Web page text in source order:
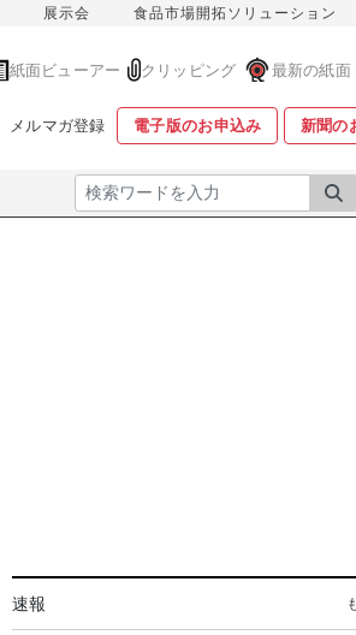
展示会 食品市場開拓ソリューション
紙面ビューアー クリッピング 最新の紙面
メルマガ登録 電子版のお申込み 新聞の
検
速報